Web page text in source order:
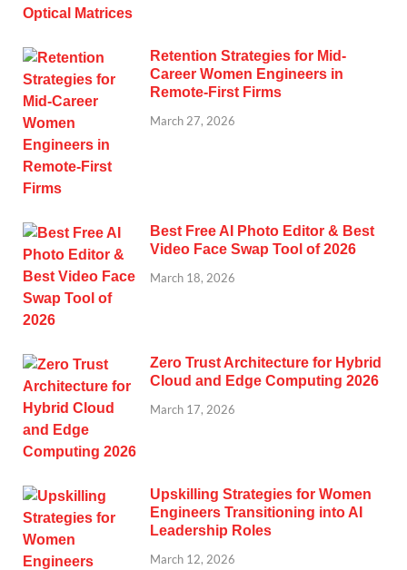
Retention Strategies for Mid-
Career Women Engineers in
Remote-First Firms
March 27, 2026
Best Free AI Photo Editor & Best
Video Face Swap Tool of 2026
March 18, 2026
Zero Trust Architecture for Hybrid
Cloud and Edge Computing 2026
March 17, 2026
Upskilling Strategies for Women
Engineers Transitioning into AI
Leadership Roles
March 12, 2026